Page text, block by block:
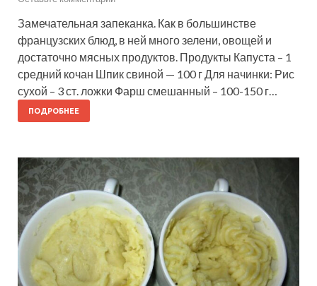
Замечательная запеканка. Как в большинстве
французских блюд, в ней много зелени, овощей и
достаточно мясных продуктов. Продукты Капуста – 1
средний кочан Шпик свиной — 100 г Для начинки: Рис
сухой – 3 ст. ложки Фарш смешанный – 100-150 г…
ПОДРОБНЕЕ